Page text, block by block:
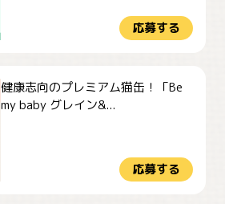
応募する
健康志向のプレミアム猫缶！「Be
my baby グレイン&...
応募する